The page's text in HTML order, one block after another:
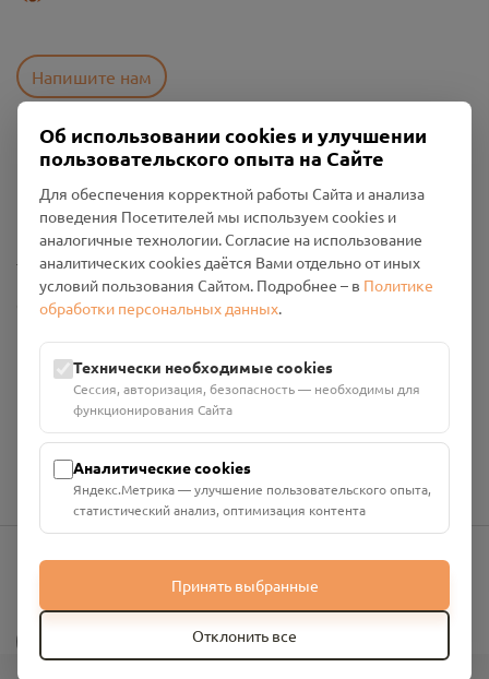
Напишите нам
Пользовательское соглашение
Политика конфиденциальности
Промо-материалы
Настройки cookies
Общество с ограниченной ответственностью «Смоленский
ИНН: 6700029207 ОГРН: 1256700001986
Юридический адрес: 216790, Смоленская область, р-н
Руднянский, г. Рудня, улица Западная, д. 26А, пом. 18
Номер счёта: 40702810901130004287 в АО "АЛЬФА-БАНК"
Кор. счёт: 30101810200000000593
info@pomnim.online
Об использовании cookies и улучшении
пользовательского опыта на Сайте
Для обеспечения корректной работы Сайта и анализа
поведения Посетителей мы используем cookies и
аналогичные технологии. Согласие на использование
аналитических cookies даётся Вами отдельно от иных
условий пользования Сайтом. Подробнее – в Политике
обработки персональных данных.
Технически необходимые cookies
Сессия, авторизация, безопасность — необходимы для
функционирования Сайта
Аналитические cookies
Яндекс.Метрика — улучшение пользовательского опыта,
статистический анализ, оптимизация контента
Принять выбранные
Отклонить все